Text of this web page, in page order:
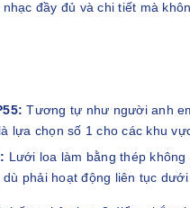
đầy đủ và chi tiết mà
Tương tự như người anh
lựa chọn số 1 cho các khu
Lưới loa làm bằng thép
phải hoạt động liên tục